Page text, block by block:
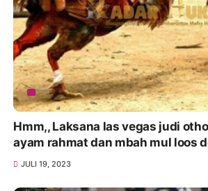
Hmm,, Laksana las vegas judi
ayam rahmat dan mbah mul loos
JULI 19, 2023